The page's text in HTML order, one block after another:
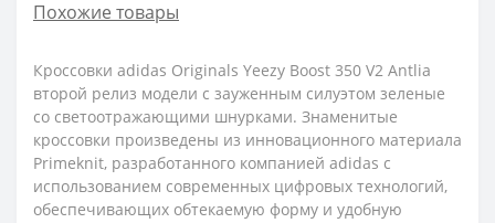
Похожие товары
Кроссовки adidas Originals Yееzy Boost 350 V2 Antlia
второй релиз модели с зауженным силуэтом зеленые
со светоотражающими шнурками. Знаменитые
кроссовки произведены из инновационного материала
Primeknit, разработанного компанией adidas с
использованием современных цифровых технологий,
обеспечивающих обтекаемую форму и удобную